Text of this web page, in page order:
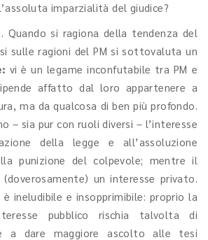
imparzialità del giudice?
Quando si ragiona della tendenza del
sulle ragioni del PM si sottovaluta un
vi è un legame inconfutabile tra PM e
affatto dal loro appartenere a
ma da qualcosa di ben più profondo.
– sia pur con ruoli diversi – l’interesse
della legge e all’assoluzione
punizione del colpevole; mentre il
(doverosamente) un interesse privato.
ineludibile e insopprimibile: proprio la
pubblico rischia talvolta di
a dare maggiore ascolto alle tesi